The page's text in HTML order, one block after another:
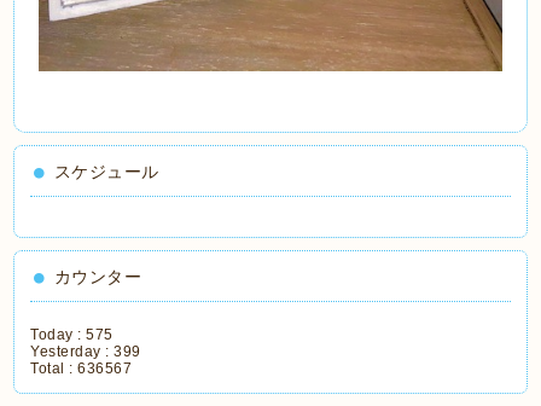
スケジュール
カウンター
Today :575
Yesterday :399
Total :636567